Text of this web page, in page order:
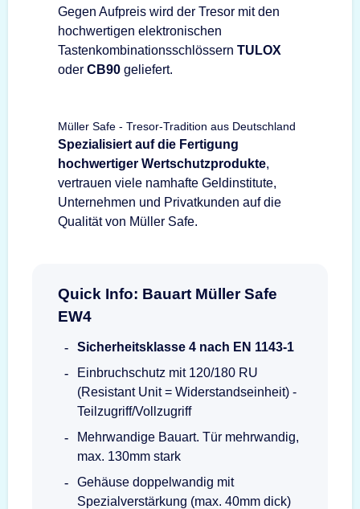
Gegen Aufpreis wird der Tresor mit den
hochwertigen elektronischen
Tastenkombinationsschlössern TULOX
oder CB90 geliefert.
Müller Safe - Tresor-Tradition aus Deutschland
Spezialisiert auf die Fertigung
hochwertiger Wertschutzprodukte,
vertrauen viele namhafte Geldinstitute,
Unternehmen und Privatkunden auf die
Qualität von Müller Safe.
Quick Info: Bauart Müller Safe
EW4
Sicherheitsklasse 4 nach EN 1143-1
Einbruchschutz mit 120/180 RU
(Resistant Unit = Widerstandseinheit) -
Teilzugriff/Vollzugriff
Mehrwandige Bauart. Tür mehrwandig,
max. 130mm stark
Gehäuse doppelwandig mit
Spezialverstärkung (max. 40mm dick)